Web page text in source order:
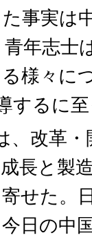
事実は
年志士
様々に
するに
、改革
長と製
せた。
日の中